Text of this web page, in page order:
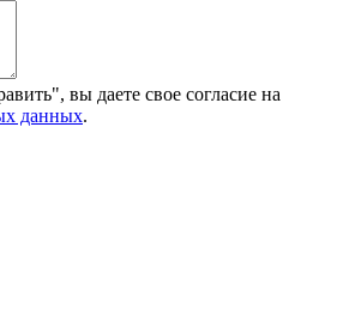
вы даете свое согласие на
данных.